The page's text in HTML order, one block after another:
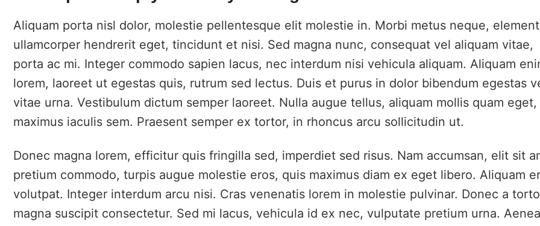
Aliquam porta nisl dolor, molestie pellentesque elit molestie in. Morbi metus neque,
ullamcorper hendrerit eget, tincidunt et nisi. Sed magna nunc, consequat vel aliquam vitae,
porta ac mi. Integer commodo sapien lacus, nec interdum nisi vehicula aliquam. Aliquam
lorem, laoreet ut egestas quis, rutrum sed lectus. Duis et purus in dolor bibendum egestas
vitae urna. Vestibulum dictum semper laoreet. Nulla augue tellus, aliquam mollis quam eget,
maximus iaculis sem. Praesent semper ex tortor, in rhoncus arcu sollicitudin ut.
Donec magna lorem, efficitur quis fringilla sed, imperdiet sed risus. Nam accumsan, elit sit
pretium commodo, turpis augue molestie eros, quis maximus diam ex eget libero. Aliquam
volutpat. Integer interdum arcu nisi. Cras venenatis lorem in molestie pulvinar. Donec a
magna suscipit consectetur. Sed mi lacus, vehicula id ex nec, vulputate pretium urna.